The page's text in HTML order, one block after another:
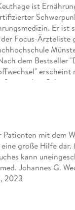
ist
Er ist
Focus-Ärzteliste
dem Bestseller
erscheint
mit dem
Patienten mit dem
große Hilfe dar.
kann
Johannes G.
2023